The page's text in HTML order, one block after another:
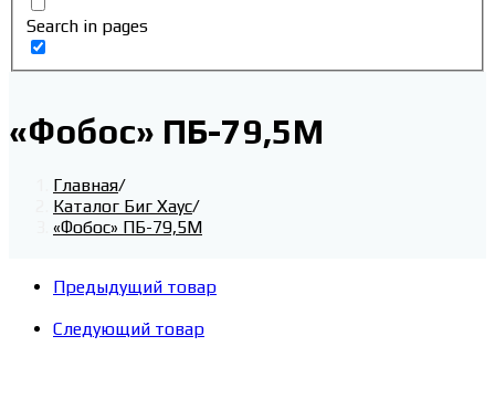
Search in pages
«Фобос» ПБ-79,5М
Главная/
Каталог Биг Хаус/
«Фобос» ПБ-79,5М
Предыдущий товар
Следующий товар